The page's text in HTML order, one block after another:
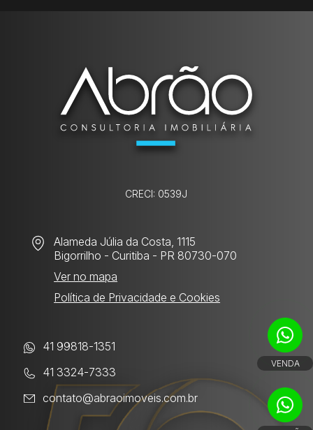
CRECI: 0539J
Alameda Júlia da Costa, 1115
Bigorrilho - Curitiba - PR 80730-070
Ver no mapa
Política de Privacidade e Cookies
41 99818-1351
41 3324-7333
contato@abraoimoveis.com.br
VENDA